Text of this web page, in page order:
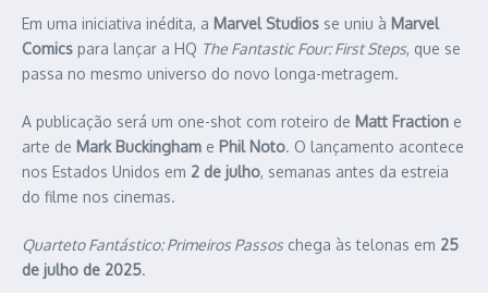
Em uma iniciativa inédita, a Marvel Studios se uniu à Marvel
Comics para lançar a HQ The Fantastic Four: First Steps, que se
passa no mesmo universo do novo longa-metragem.
A publicação será um one-shot com roteiro de Matt Fraction e
arte de Mark Buckingham e Phil Noto. O lançamento acontece
nos Estados Unidos em 2 de julho, semanas antes da estreia
do filme nos cinemas.
Quarteto Fantástico: Primeiros Passos chega às telonas em 25
de julho de 2025.